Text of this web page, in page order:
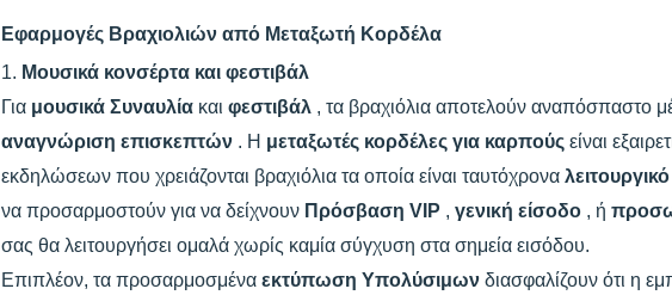
Εφαρμογές Βραχιολιών από Μεταξωτή Κορδέλα
1. Μουσικά κονσέρτα και φεστιβάλ
Για μουσικά Συναυλία και φεστιβάλ , τα βραχιόλια αποτελούν αναπόσπαστο
αναγνώριση επισκεπτών . Η μεταξωτές κορδέλες για καρπούς είναι
εκδηλώσεων που χρειάζονται βραχιόλια τα οποία είναι ταυτόχρονα λειτουργικό
να προσαρμοστούν για να δείχνουν Πρόσβαση VIP , γενική είσοδο , ή
σας θα λειτουργήσει ομαλά χωρίς καμία σύγχυση στα σημεία εισόδου.
Επιπλέον, τα προσαρμοσμένα εκτύπωση Υπολύσιμων διασφαλίζουν ότι η